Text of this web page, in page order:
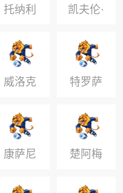
托纳利 凯夫伦·
图拉姆
威洛克 特罗萨
德
康萨尼
亚
楚阿梅
尼